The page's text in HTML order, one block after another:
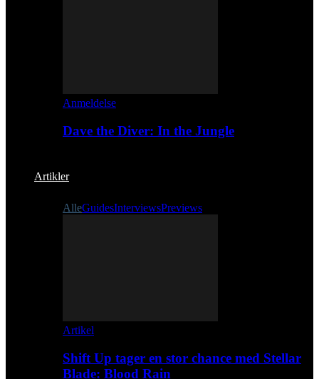
Anmeldelse
Dave the Diver: In the Jungle
Artikler
AlleGuidesInterviewsPreviews
Artikel
Shift Up tager en stor chance med Stellar
Blade: Blood Rain